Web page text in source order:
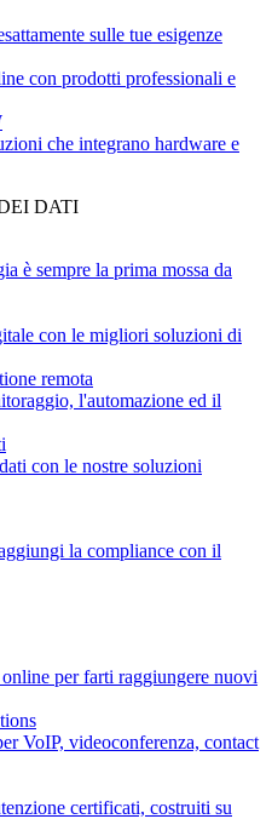
sulle tue esigenze
con prodotti professionali e
che integrano hardware e
DATI
è sempre la prima mossa da
con le migliori soluzioni di
remota
l'automazione ed il
con le nostre soluzioni
la compliance con il
per farti raggiungere nuovi
VoIP, videoconferenza, contact
certificati, costruiti su